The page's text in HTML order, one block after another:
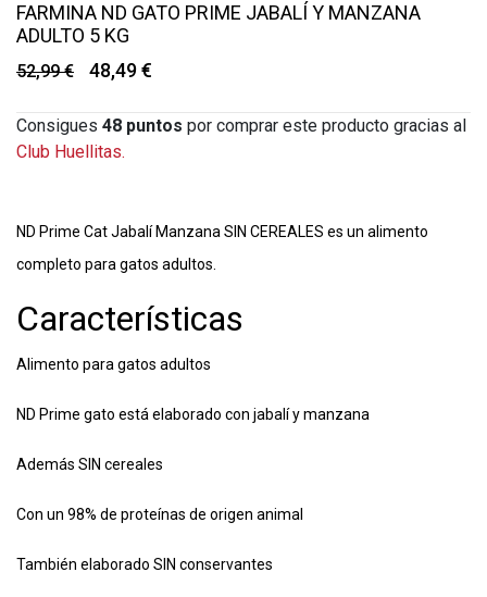
FARMINA ND GATO PRIME JABALÍ Y MANZANA
ADULTO 5 KG
52,99 € 48,49 €
Consigues 48 puntos por comprar este producto gracias al
Club Huellitas.
ND Prime Cat Jabalí Manzana SIN CEREALES es un alimento
completo para gatos adultos.
Características
Alimento para gatos adultos
ND Prime gato está elaborado con jabalí y manzana
Además SIN cereales
Con un 98% de proteínas de origen animal
También elaborado SIN conservantes